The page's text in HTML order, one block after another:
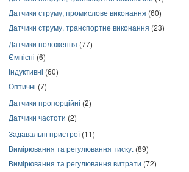
Датчики струму, промислове виконання (60)
Датчики струму, транспортне виконання (23)
Датчики положення (77)
Ємнісні (6)
Індуктивні (60)
Оптичні (7)
Датчики пропорційні (2)
Датчики частоти (2)
Задавальні пристрої(11)
Вимірювання та регулювання тиску. (89)
Вимірювання та регулювання витрати (72)